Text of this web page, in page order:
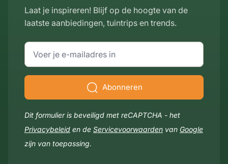
Laat je inspireren! Blijf op de hoogte van de
laatste aanbiedingen, tuintrips en trends.
E-mailadres
Abonneren
Dit formulier is beveiligd met reCAPTCHA - het
Privacybeleid en de Servicevoorwaarden van Google
zijn van toepassing.